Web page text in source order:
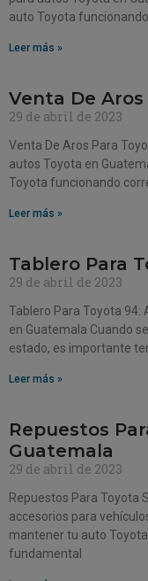
auto Toyota
Leer más »
Venta De
29 de abril de 2023
Venta De Aros Para
autos Toyota en
Toyota funcionando
Leer más »
Tablero Para
29 de abril de 2023
Tablero Para Toyota 94:
en Guatemala Cuando
estado, es importante
Leer más »
Repuestos
Guatemala
29 de abril de 2023
Repuestos Para Toyota
accesorios para
mantener tu auto
fundamental